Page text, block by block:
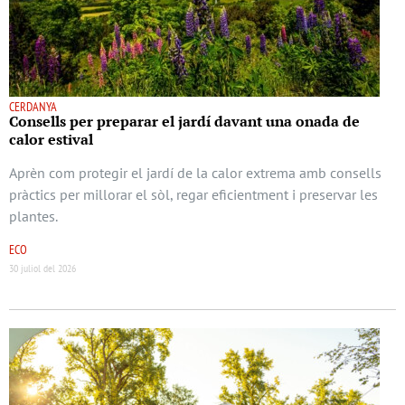
CERDANYA
Consells per preparar el jardí davant una onada de
calor estival
Aprèn com protegir el jardí de la calor extrema amb consells
pràctics per millorar el sòl, regar eficientment i preservar les
plantes.
ECO
30 juliol del 2026